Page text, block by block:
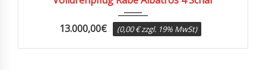
13.000,00€ (0,00 € zzgl. 19% MwSt)